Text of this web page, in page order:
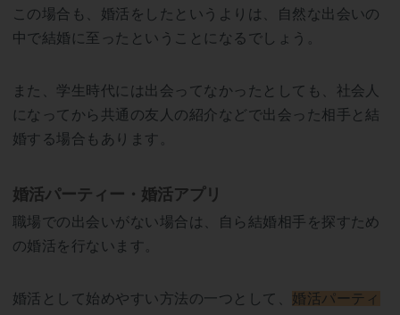
この場合も、婚活をしたというよりは、自然な出会いの
中で結婚に至ったということになるでしょう。
また、学生時代には出会ってなかったとしても、社会人
になってから共通の友人の紹介などで出会った相手と結
婚する場合もあります。
婚活パーティー・婚活アプリ
職場での出会いがない場合は、自ら結婚相手を探すため
の婚活を行ないます。
婚活として始めやすい方法の一つとして、 婚活パーティ